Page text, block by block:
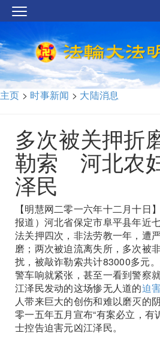
主页 > 时事新闻 > 大陆消息
多次被关押折
勒索 河北农
泽民
【明慧网二零一六年十二月十日
报道）河北省保定市阜平县年近
法关押四次，非法劳教一年，遭
磨；两次被迫流离失所，多次被
扰，被敲诈勒索共计83000多元
警车响就紧张，甚至一看到警察就
江泽民发动的这场惨无人道的迫
人带来巨大的创伤和难以磨灭的
零一五年五月宣布“有案必立，有
士控告迫害元凶江泽民。